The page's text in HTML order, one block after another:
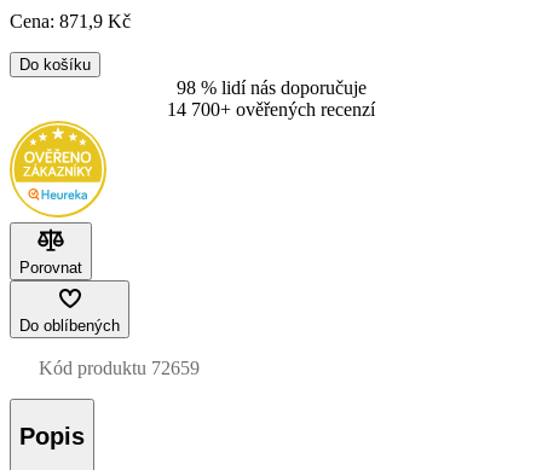
Cena: 871 ,9 Kč
Do košíku
98 % lidí nás doporučuje
14 700+ ověřených recenzí
Porovnat
Do oblíbených
Kód produktu 72659
Popis